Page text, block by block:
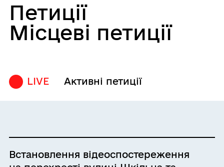
Петиції
Місцеві петиції
LIVE Активні петиції
Встановлення відеоспостереження